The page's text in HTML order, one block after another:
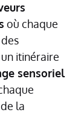
où chaque
un itinéraire
sensoriel
la